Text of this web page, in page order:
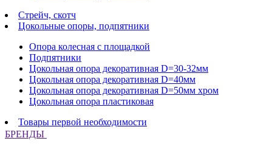
Стрейч, скотч
Цокольные опоры, подпятники
Опора колесная с площадкой
Подпятники
Цокольная опора декоративная D=30-32мм
Цокольная опора декоративная D=40мм
Цокольная опора декоративная D=50мм хром
Цокольная опора пластиковая
Товары первой необходимости
БРЕНДЫ